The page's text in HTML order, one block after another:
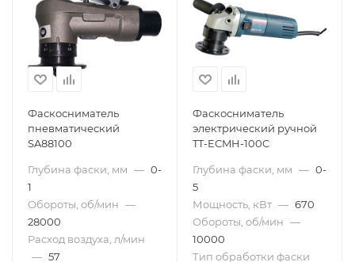
Фаскосниматель
пневматический
SA88100
Глубина фаски, мм — 0-
1
Обороты, об/мин —
28000
Расход воздуха, л/мин
— 57
Фаскосниматель
электрический ручной
TT-ECMH-100C
Глубина фаски, мм — 0-
5
Мощность, кВт — 670
Обороты, об/мин —
10000
Тип обработки фаски